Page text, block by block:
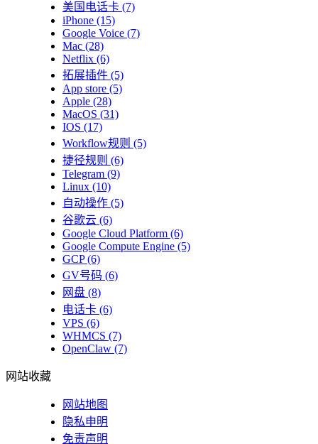
美国电话卡 (7)
iPhone (15)
Google Voice (7)
Mac (28)
Netflix (6)
拓展插件 (5)
App store (5)
Apple (28)
MacOS (31)
IOS (17)
Workflow规则 (5)
捷径规则 (6)
Telegram (9)
Linux (10)
自动操作 (5)
谷歌云 (6)
Google Cloud Platform (6)
Google Compute Engine (5)
GCP(6)
GV号码 (6)
网盘 (8)
电话卡 (6)
VPS (6)
WHMCS (7)
OpenClaw (7)
网站收藏
网站地图
隐私申明
免责声明